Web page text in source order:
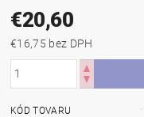
€20,60
€16,75 bez DPH
KÓD TOVARU